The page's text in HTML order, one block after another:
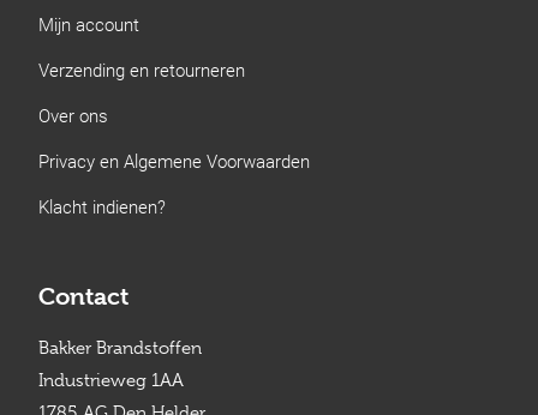
Mijn account
Verzending en retourneren
Over ons
Privacy en Algemene Voorwaarden
Klacht indienen?
Contact
Bakker Brandstoffen
Industrieweg 1AA